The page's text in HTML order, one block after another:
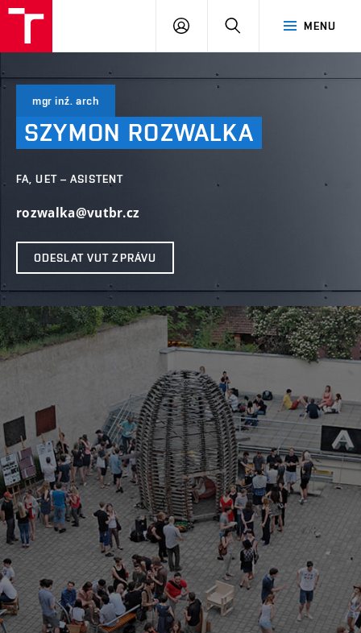
MENU
PŘIHLÁSIT
mgr inź. arch
SZYMON ROZWALKA
FA, UET – ASISTENT
rozwalka@vutbr.cz
ODESLAT VUT ZPRÁVU